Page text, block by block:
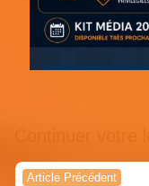
Navigation
Article Précédent